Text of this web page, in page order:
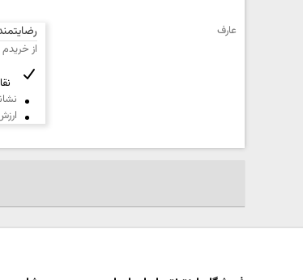
عنوان نظر
شماره تلفن و ایمیل شما نمایش داده نخواهد شد.
عارف
از